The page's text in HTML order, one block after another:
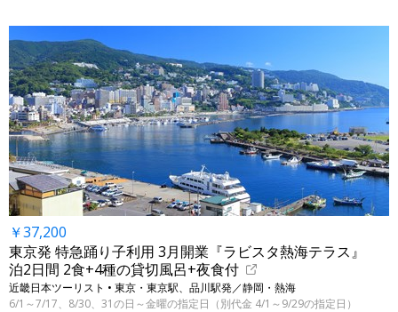
￥37,200
東京発 特急踊り子利用 3月開業『ラビスタ熱海テラス』
泊2日間 2食+4種の貸切風呂+夜食付
近畿日本ツーリスト • 東京・東京駅、品川駅発／静岡・熱海
6/1～7/17、8/30、31の日～金曜の指定日（別代金 4/1～9/29の指定日）